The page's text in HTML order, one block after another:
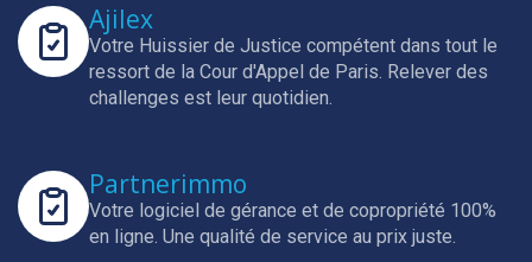
Ajilex
Votre Huissier de Justice compétent dans tout le
ressort de la Cour d'Appel de Paris. Relever des
challenges est leur quotidien.
Partnerimmo
Votre logiciel de gérance et de copropriété 100%
en ligne. Une qualité de service au prix juste.